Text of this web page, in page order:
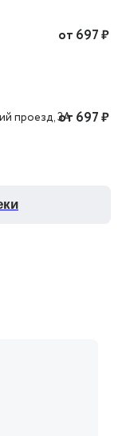
от 697 ₽
проезд, 3Аот 697 ₽